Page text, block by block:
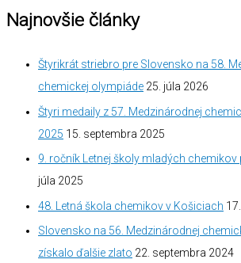
Najnovšie články
Štyrikrát striebro pre Slovensko na 58.
chemickej olympiáde 25. júla 2026
Štyri medaily z 57. Medzinárodnej
2025 15. septembra 2025
9. ročník Letnej školy mladých
júla 2025
48. Letná škola chemikov v Košiciach
Slovensko na 56. Medzinárodnej
získalo ďalšie zlato 22. septembra 2024